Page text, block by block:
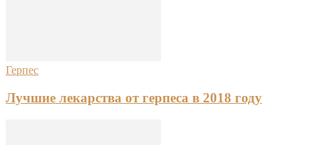
Герпес
Лучшие лекарства от герпеса в 2018 году